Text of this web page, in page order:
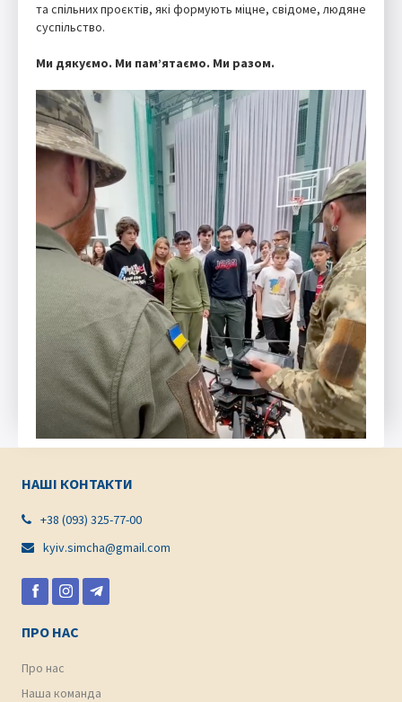
та спільних проєктів, які формують міцне, свідоме, людяне
суспільство.
Ми дякуємо. Ми пам’ятаємо. Ми разом.
НАШІ КОНТАКТИ
 +38 (093) 325-77-00
 kyiv.simcha@gmail.com
ПРО НАС
Про нас
Наша команда